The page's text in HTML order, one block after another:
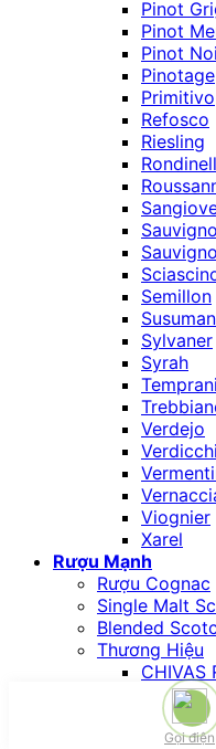
Pinot
Pinot
Pinot
Pinotage
Primitivo
Refosco
Riesling
Semillon
Sylvaner
Syrah
Verdejo
Viognier
Xarel
Rượu Mạnh
Rượu Cognac
Single Malt
Blended
Thương Hiệu
CHIVAS
THE
Gọi điện